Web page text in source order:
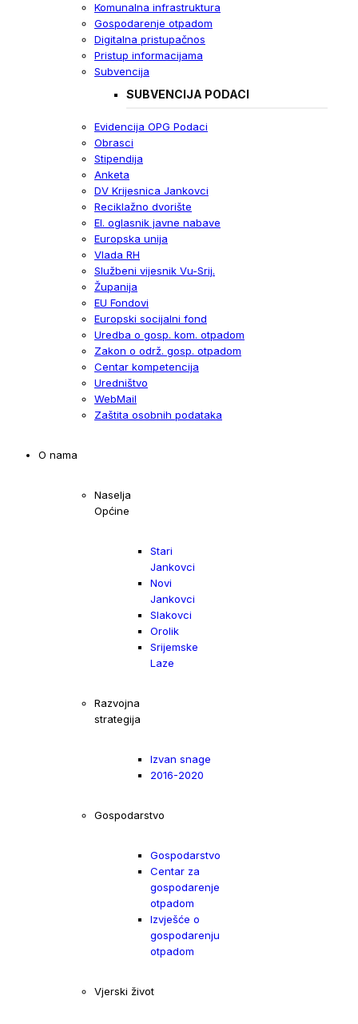
Komunalna infrastruktura
Gospodarenje otpadom
Digitalna pristupačnos
Pristup informacijama
Subvencija
SUBVENCIJA PODACI
Evidencija OPG Podaci
Obrasci
Stipendija
Anketa
DV Krijesnica Jankovci
Reciklažno dvorište
El. oglasnik javne nabave
Europska unija
Vlada RH
Službeni vijesnik Vu-Srij.
Županija
EU Fondovi
Europski socijalni fond
Uredba o gosp. kom. otpadom
Zakon o održ. gosp. otpadom
Centar kompetencija
Uredništvo
WebMail
Zaštita osobnih podataka
O nama
Naselja
Općine
Stari
Jankovci
Novi
Jankovci
Slakovci
Orolik
Srijemske
Laze
Razvojna
strategija
Izvan snage
2016-2020
Gospodarstvo
Gospodarstvo
Centar za
gospodarenje
otpadom
Izvješće o
gospodarenju
otpadom
Vjerski život